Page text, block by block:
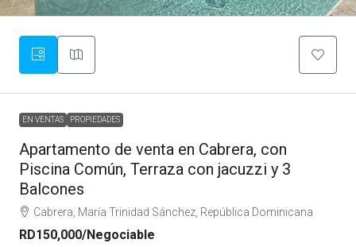
EN VENTAS PROPIEDADES
Apartamento de venta en Cabrera, con
Piscina Común, Terraza con jacuzzi y 3
Balcones
Cabrera, María Trinidad Sánchez, República Dominicana
RD150,000/Negociable